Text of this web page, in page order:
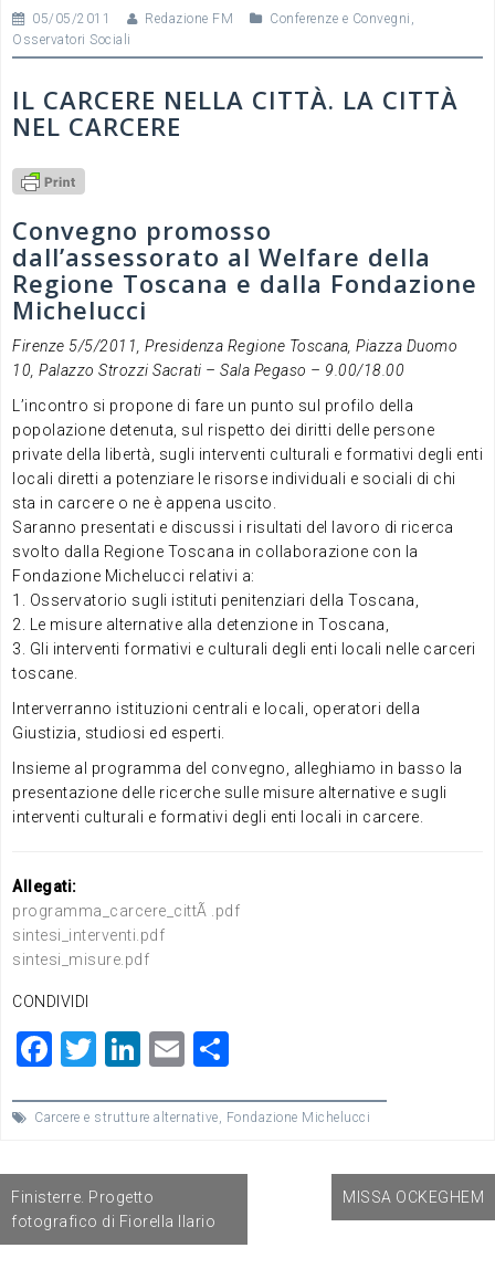
05/05/2011 Redazione FM Conferenze e Convegni ,
Osservatori Sociali
IL CARCERE NELLA CITTÀ. LA CITTÀ
NEL CARCERE
Convegno promosso
dall’assessorato al Welfare della
Regione Toscana e dalla Fondazione
Michelucci
Firenze 5/5/2011, Presidenza Regione Toscana, Piazza Duomo
10, Palazzo Strozzi Sacrati – Sala Pegaso – 9.00/18.00
L’incontro si propone di fare un punto sul profilo della
popolazione detenuta, sul rispetto dei diritti delle persone
private della libertà, sugli interventi culturali e formativi degli enti
locali diretti a potenziare le risorse individuali e sociali di chi
sta in carcere o ne è appena uscito.
Saranno presentati e discussi i risultati del lavoro di ricerca
svolto dalla Regione Toscana in collaborazione con la
Fondazione Michelucci relativi a:
1. Osservatorio sugli istituti penitenziari della Toscana,
2. Le misure alternative alla detenzione in Toscana,
3. Gli interventi formativi e culturali degli enti locali nelle carceri
toscane.
Interverranno istituzioni centrali e locali, operatori della
Giustizia, studiosi ed esperti.
Insieme al programma del convegno, alleghiamo in basso la
presentazione delle ricerche sulle misure alternative e sugli
interventi culturali e formativi degli enti locali in carcere.
Allegati:
programma_carcere_cittÃ .pdf
sintesi_interventi.pdf
sintesi_misure.pdf
CONDIVIDI
F
c
b
o
T
tt
Li
ke
n
E
ai n
Carcere e strutture alternative Fondazione Michelucci
Navigazione
articoli
Finisterre. Progetto
fotografico di Fiorella Ilario
MISSA OCKEGHEM